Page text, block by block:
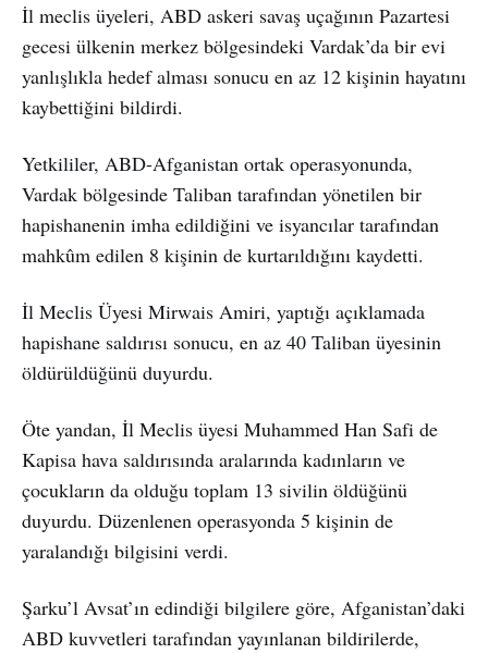
İl meclis üyeleri, ABD askeri savaş uçağının Pazartesi
gecesi ülkenin merkez bölgesindeki Vardak’da bir evi
yanlışlıkla hedef alması sonucu en az 12 kişinin hayatını
kaybettiğini bildirdi.
Yetkililer, ABD-Afganistan ortak operasyonunda,
Vardak bölgesinde Taliban tarafından yönetilen bir
hapishanenin imha edildiğini ve isyancılar tarafından
mahkûm edilen 8 kişinin de kurtarıldığını kaydetti.
İl Meclis Üyesi Mirwais Amiri, yaptığı açıklamada
hapishane saldırısı sonucu, en az 40 Taliban üyesinin
öldürüldüğünü duyurdu.
Öte yandan, İl Meclis üyesi Muhammed Han Safi de
Kapisa hava saldırısında aralarında kadınların ve
çocukların da olduğu toplam 13 sivilin öldüğünü
duyurdu. Düzenlenen operasyonda 5 kişinin de
yaralandığı bilgisini verdi.
Şarku’l Avsat’ın edindiği bilgilere göre, Afganistan’daki
ABD kuvvetleri tarafından yayınlanan bildirilerde,